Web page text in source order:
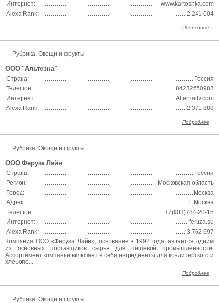
Интернет:
www.kartoshka.com
Alexa Rank:
2 241 004
Подробнее
Рубрика: Овощи и фрукты
ООО "Альтерна"
Страна:
Россия
Телефон:
84232650983
Интернет:
Alternadv.com
Alexa Rank:
2 371 888
Подробнее
Рубрика: Овощи и фрукты
ООО Феруза Лайн
Страна:
Россия
Регион:
Московская область
Город:
Москва
Адрес:
г. Москва
Телефон:
+7(903)784-20-15
Интернет:
feruza.su
Alexa Rank:
3 762 697
Компания ООО «Феруза Лайн», основание в 1992 года, является одним
из основных поставщиков сырья для пищевой промышленности.
Ассортимент компании включает в себя ингредиенты для кондитерского и
хлебопе...
Подробнее
Рубрика: Овощи и фрукты